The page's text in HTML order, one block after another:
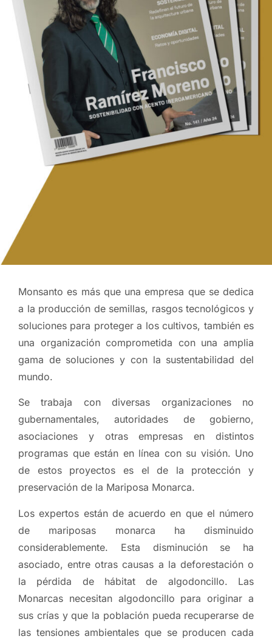
Monsanto es más que una empresa que se dedica
a la producción de semillas, rasgos tecnológicos y
soluciones para proteger a los cultivos, también es
una organización comprometida con una amplia
gama de soluciones y con la sustentabilidad del
mundo.
Se trabaja con diversas organizaciones no
gubernamentales, autoridades de gobierno,
asociaciones y otras empresas en distintos
programas que están en línea con su visión. Uno
de estos proyectos es el de la protección y
preservación de la Mariposa Monarca.
Los expertos están de acuerdo en que el número
de mariposas monarca ha disminuido
considerablemente. Esta disminución se ha
asociado, entre otras causas a la deforestación o
la pérdida de hábitat de algodoncillo. Las
Monarcas necesitan algodoncillo para originar a
sus crías y que la población pueda recuperarse de
las tensiones ambientales que se producen cada